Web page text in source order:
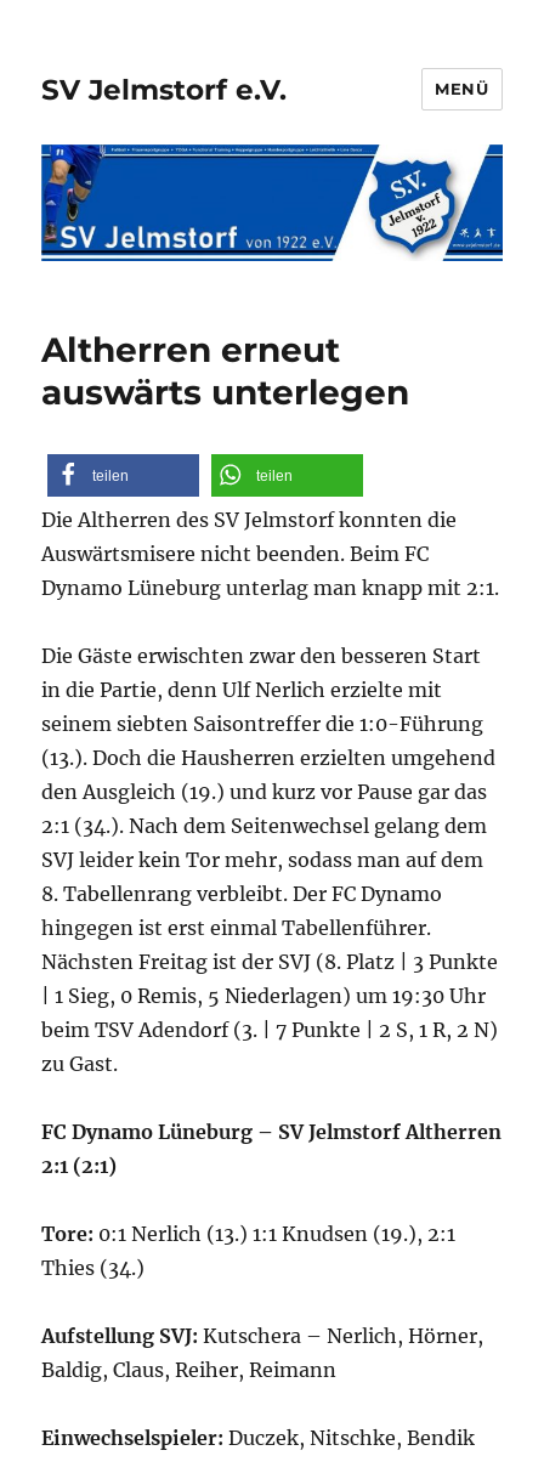
SV Jelmstorf e.V. MENÜ
Altherren erneut
auswärts unterlegen
teilen teilen
Die Altherren des SV Jelmstorf konnten die
Auswärtsmisere nicht beenden. Beim FC
Dynamo Lüneburg unterlag man knapp mit 2:1.
Die Gäste erwischten zwar den besseren Start
in die Partie, denn Ulf Nerlich erzielte mit
seinem siebten Saisontreffer die 1:0-Führung
(13.). Doch die Hausherren erzielten umgehend
den Ausgleich (19.) und kurz vor Pause gar das
2:1 (34.). Nach dem Seitenwechsel gelang dem
SVJ leider kein Tor mehr, sodass man auf dem
8. Tabellenrang verbleibt. Der FC Dynamo
hingegen ist erst einmal Tabellenführer.
Nächsten Freitag ist der SVJ (8. Platz | 3 Punkte
| 1 Sieg, 0 Remis, 5 Niederlagen) um 19:30 Uhr
beim TSV Adendorf (3. | 7 Punkte | 2 S, 1 R, 2 N)
zu Gast.
FC Dynamo Lüneburg – SV Jelmstorf Altherren
2:1 (2:1)
Tore: 0:1 Nerlich (13.) 1:1 Knudsen (19.), 2:1
Thies (34.)
Aufstellung SVJ: Kutschera – Nerlich, Hörner,
Baldig, Claus, Reiher, Reimann
Einwechselspieler: Duczek, Nitschke, Bendik